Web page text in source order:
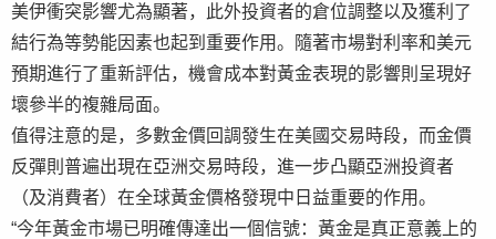
美伊衝突影響尤為顯著，此外投資者的倉位調整以及獲利了
結行為等勢能因素也起到重要作用。隨著市場對利率和美元
預期進行了重新評估，機會成本對黃金表現的影響則呈現好
壞參半的複雜局面。
值得注意的是，多數金價回調發生在美國交易時段，而金價
反彈則普遍出現在亞洲交易時段，進一步凸顯亞洲投資者
（及消費者）在全球黃金價格發現中日益重要的作用。
“今年黃金市場已明確傳達出一個信號：黃金是真正意義上的